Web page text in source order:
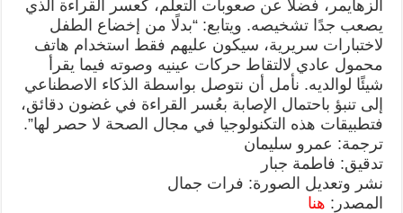
الزهايمر، فضلًا عن صعوبات التعلم، كعسر القراءة الذي
يصعب جدًا تشخيصه. ويتابع: “بدلًا من إخضاع الطفل
لاختبارات سريرية، سيكون عليهم فقط استخدام هاتف
محمول عادي لالتقاط حركات عينيه وصوته فيما يقرأ
شيئًا لوالديه. نأمل أن نتوصل بواسطة الذكاء الاصطناعي
إلى تنبؤ باحتمال الإصابة بعُسر القراءة في غضون دقائق،
فتطبيقات هذه التكنولوجيا في مجال الصحة لا حصر لها”.
ترجمة: عمرو سليمان
تدقيق: فاطمة جبار
نشر وتعديل الصورة: فرات جمال
المصدر: هنا